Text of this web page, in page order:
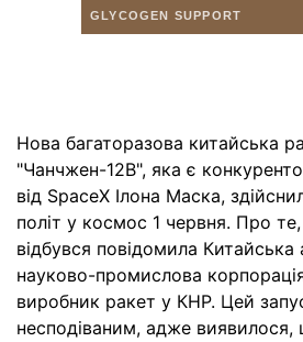
Нова багаторазова китайська
"Чанчжен-12B", яка є
від SpaceX Ілона Маска,
політ у космос 1 червня. Про
відбувся повідомила Китайська
науково-промислова
виробник ракет у КНР. Цей
несподіваним, адже виявилося,